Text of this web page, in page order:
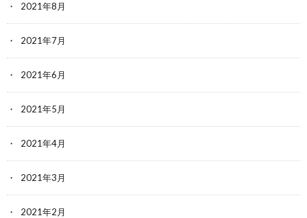
2021年8月
2021年7月
2021年6月
2021年5月
2021年4月
2021年3月
2021年2月